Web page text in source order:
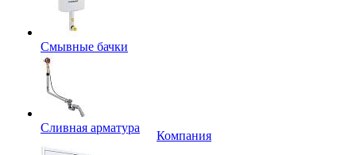
Смывные бачки
Сливная арматура
Компания